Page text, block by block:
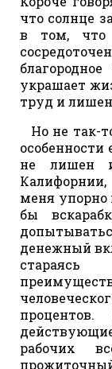
что солнце
в том, что
украшает
труд и
Но не так-
не лишен
меня упорно
бы
денежный
рабочих